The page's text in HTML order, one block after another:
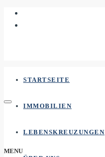
STARTSEITE
IMMOBILIEN
LEBENSKREUZUNGEN
MENU